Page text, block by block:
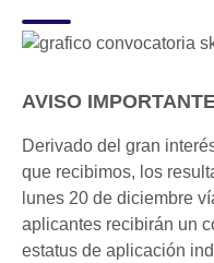
AVISO
Derivado del gran
que recibimos, los
lunes 20 de diciembre
aplicantes recibirán un
estatus de aplicación